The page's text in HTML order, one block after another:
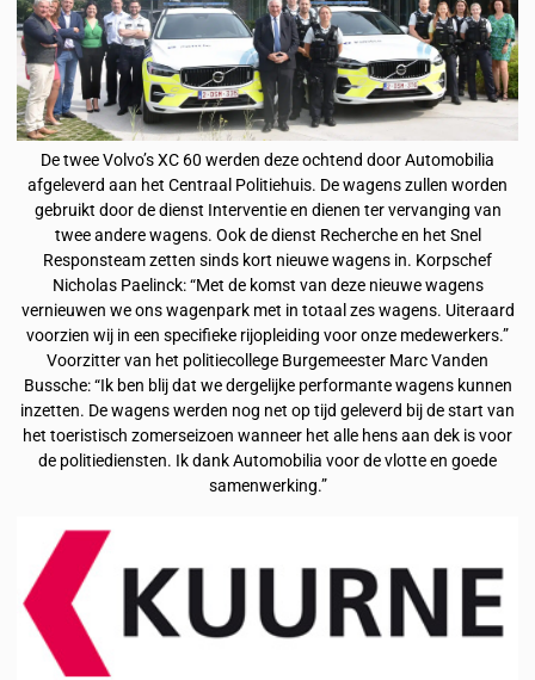
De twee Volvo’s XC 60 werden deze ochtend door Automobilia
afgeleverd aan het Centraal Politiehuis. De wagens zullen worden
gebruikt door de dienst Interventie en dienen ter vervanging van
twee andere wagens. Ook de dienst Recherche en het Snel
Responsteam zetten sinds kort nieuwe wagens in. Korpschef
Nicholas Paelinck: “Met de komst van deze nieuwe wagens
vernieuwen we ons wagenpark met in totaal zes wagens. Uiteraard
voorzien wij in een specifieke rijopleiding voor onze medewerkers.”
Voorzitter van het politiecollege Burgemeester Marc Vanden
Bussche: “Ik ben blij dat we dergelijke performante wagens kunnen
inzetten. De wagens werden nog net op tijd geleverd bij de start van
het toeristisch zomerseizoen wanneer het alle hens aan dek is voor
de politiediensten. Ik dank Automobilia voor de vlotte en goede
samenwerking.”